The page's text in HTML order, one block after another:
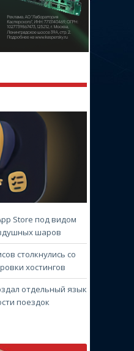
Store под видом
шаров
столкнулись со
хостингов
отдельный язык
поездок